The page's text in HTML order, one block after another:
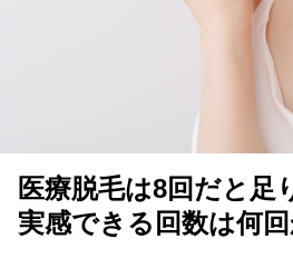
医療脱毛は8回だと足
実感できる回数は何回